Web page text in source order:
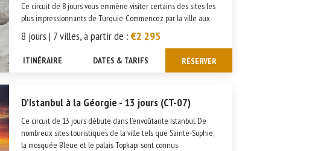
Ce circuit de 8 jours vous emmène visiter certains des sites les
plus impressionnants de Turquie. Commencez par la ville aux
multiples facettes, Istanbul, dont le riche passé transparaît à
travers les nombreux palais, bazars et mosquées. Traversée par
le Bosp...
8 jours | 7 villes, à partir de :€2 295
ITINÉRAIRE DATES & TARIFS RÉSERVER
D’Istanbul à la Géorgie - 13 jours (CT-07)
Ce circuit de 13 jours débute dans l’envoûtante Istanbul. De
nombreux sites touristiques de la ville tels que Sainte-Sophie,
la mosquée Bleue et le palais Topkapi sont connus